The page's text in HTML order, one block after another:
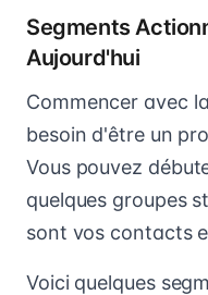
Segments
Aujourd'hui
Commencer avec
besoin d'être un
Vous pouvez
quelques groupes
sont vos contacts
Voici quelques